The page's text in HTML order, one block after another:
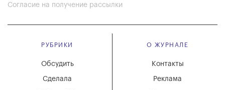
Согласие на получение рассылки
РУБРИКИ
Обсудить
Сделала
О ЖУРНАЛЕ
Реклама
Контакты